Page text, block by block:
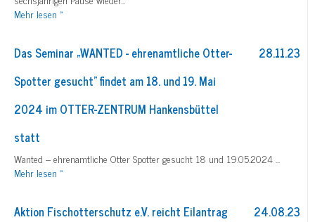
Mehr lesen »
Das Seminar „WANTED - ehrenamtliche Otter-
Spotter gesucht" findet am 18. und 19. Mai
2024 im OTTER-ZENTRUM Hankensbüttel
statt
Wanted – ehrenamtliche Otter Spotter gesucht 18 und 19.05.2024 ...
Mehr lesen »
28.11.23
Aktion Fischotterschutz e.V. reicht Eilantrag
24.08.23